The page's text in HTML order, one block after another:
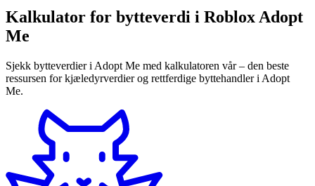
Kalkulator for bytteverdi i Roblox Adopt
Me
Sjekk bytteverdier i Adopt Me med kalkulatoren vår – den beste
ressursen for kjæledyrverdier og rettferdige byttehandler i Adopt
Me.